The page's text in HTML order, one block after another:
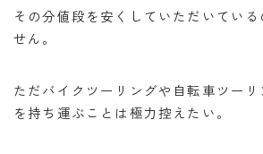
その分値段を安くしていただいてい
せん。
ただバイクツーリングや自転車ツーリ
を持ち運ぶことは極力控えたい。